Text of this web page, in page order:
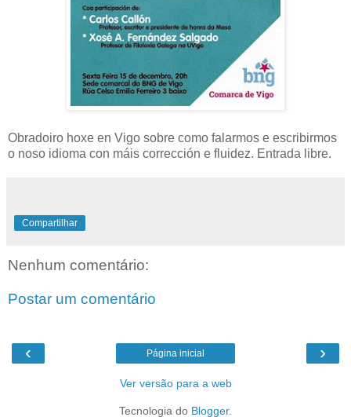
Obradoiro hoxe en Vigo sobre como falarmos e escribirmos
o noso idioma con máis corrección e fluidez. Entrada libre.
Compartilhar
Nenhum comentário:
Postar um comentário
‹ ›
Página inicial
Ver versão para a web
Tecnologia do Blogger.